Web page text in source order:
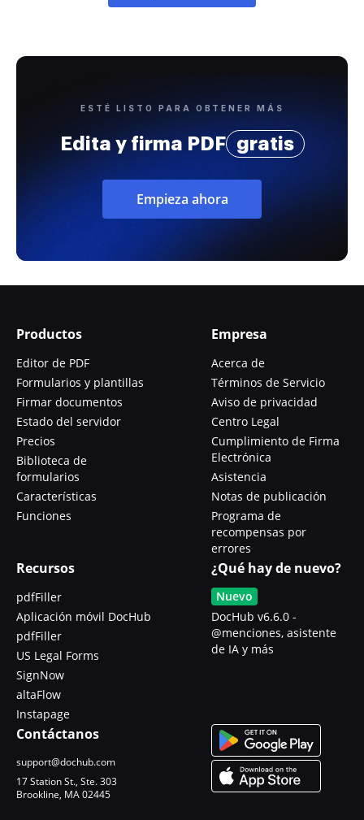
ESTÉ LISTO PARA OBTENER MÁS
Edita y firma PDF gratis
Empieza ahora
Productos
Editor de PDF
Formularios y plantillas
Firmar documentos
Estado del servidor
Precios
Biblioteca de
formularios
Características
Funciones
Empresa
Acerca de
Términos de Servicio
Aviso de privacidad
Centro Legal
Cumplimiento de Firma
Electrónica
Asistencia
Notas de publicación
Programa de
recompensas por
errores
Recursos
pdfFiller
Aplicación móvil DocHub
pdfFiller
US Legal Forms
SignNow
altaFlow
Instapage
¿Qué hay de nuevo?
Nuevo
DocHub v6.6.0 -
@menciones, asistente
de IA y más
Contáctanos
support@dochub.com
17 Station St., Ste. 303
Brookline, MA 02445